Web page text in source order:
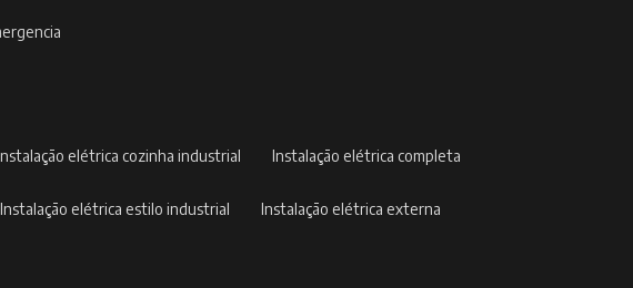
instalação elétrica cozinha industrial instalação elétrica completa
instalação elétrica estilo industrial instalação elétrica externa